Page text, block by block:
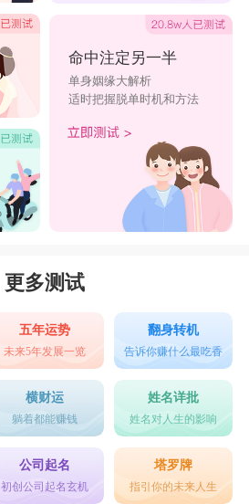
命中注定另一半
单身姻缘大解析
适时把握脱单时机和方法
更多测试
五年运势
未来5年发展一览
翻身转机
告诉你赚什么最吃香
横财运
躺着都能赚钱
姓名详批
姓名对人生的影响
公司起名
初创公司起名玄机
塔罗牌
指引你的未来人生